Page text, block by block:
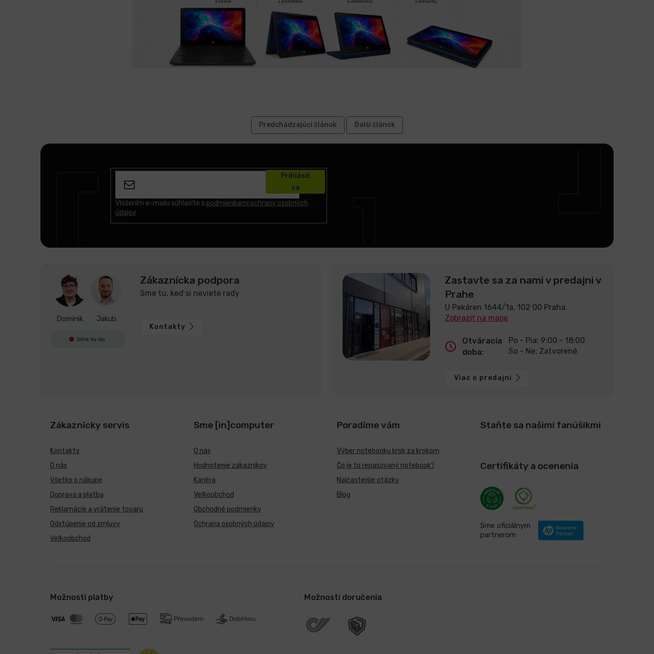
Predchádzajúci článok Ďalší článok
Vložením e-mailu súhlasíte s podmienkami ochrany osobných
údajov
Prihlásiť
sa
Dominik Jakub
Sme tu do
Zákaznícka podpora
Sme tu, keď si neviete rady
Kontakty
Zastavte sa za nami v predajni v
Prahe
U Pekáren 1644/1a, 102 00 Praha.
Zobraziť na mape
Otváracia
doba:
Po - Pia: 9:00 - 18:00
So - Ne: Zatvorené
Viac o predajni
Zákaznícky servis
Kontakty
O nás
Všetko o nákupe
Doprava a platba
Reklamácie a vrátenie tovaru
Odstúpenie od zmluvy
Veľkoobchod
Sme [in]computer
O nás
Hodnotenie zákazníkov
Kariéra
Veľkoobchod
Obchodné podmienky
Ochrana osobných údajov
Poradíme vám
Výber notebooku krok za krokom
Čo je to repasovaný notebook?
Najčastejšie otázky
Blog
Staňte sa našimi fanúšikmi
Certifikáty a ocenenia
Sme oficiálnym
partnerom
Možnosti platby Možnosti doručenia